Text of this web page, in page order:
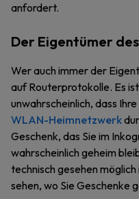
anfordert.
Der Eigentümer
Wer auch immer der
auf Routerprotokolle. Es
unwahrscheinlich, dass
WLAN-Heimnetzwerk
Geschenk, das Sie im
wahrscheinlich geheim
technisch gesehen
sehen, wo Sie Geschenke